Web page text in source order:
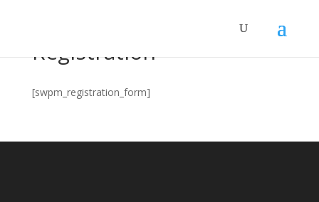
Registration
[swpm_registration_form]